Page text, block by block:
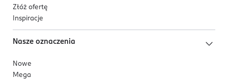
Złóż ofertę
Inspiracje
Nasze oznaczenia
Nowe
Mega